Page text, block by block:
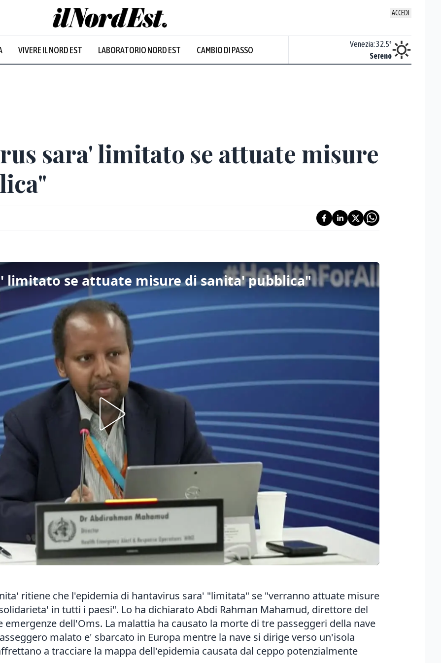
ACCEDI
VIVERE IL NORD EST LABORATORIO NORD EST CAMBIO DI PASSO
Prevalentemente soleggiato
Venezia:32.5°
Sereno
sara' limitato se attuate misure
limitato se attuate misure di sanita' pubblica"
ritiene che l'epidemia di hantavirus sara' "limitata" se "verranno attuate misure
in tutti i paesi". Lo ha dichiarato Abdi Rahman Mahamud, direttore del
dell'Oms. La malattia ha causato la morte di tre passeggeri della nave
malato e' sbarcato in Europa mentre la nave si dirige verso un'isola
a tracciare la mappa dell'epidemia causata dal ceppo potenzialmente